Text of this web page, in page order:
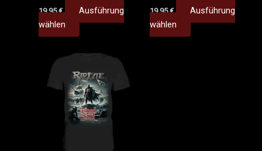
19,95€
Ausführung
wählen
werden
19,95€
Ausführung
wählen
werden
Produkt
weist
mehrere
Varianten